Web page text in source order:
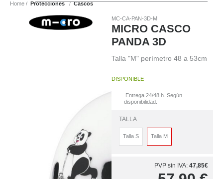
Home Protecciones Cascos
MC-CA-PAN-3D-M
MICRO CASCO
PANDA 3D
Talla "M" perímetro 48 a 53cm
DISPONIBLE
Entrega 24/48 h. Según
disponibilidad.
TALLA
Talla S Talla M
PVP sin IVA: 47,85€